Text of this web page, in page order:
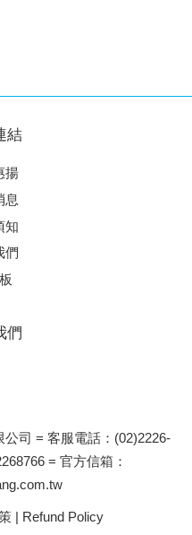
結
揚
息
知
們
們
司 = 客服電話：(02)2226-
= 官方信箱：
| Refund Policy